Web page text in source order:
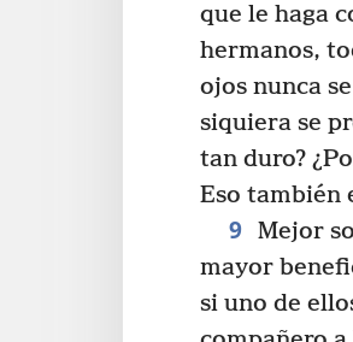
que le haga
hermanos,
ojos nunca
siquiera se
tan duro?
Eso también
9 Mejor
mayor
si uno de